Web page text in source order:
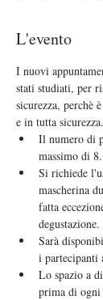
L'evento
I nuovi
stati studiati, per
sicurezza, perchè
e in tutta sicurezza.
Il numero di
massimo di 8.
Si richiede
mascherina
fatta
degustazione.
Sarà
i partecipanti
Lo spazio a
prima di ogni